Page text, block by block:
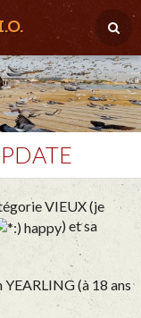
VIEUX (je
) et sa
(à 18 ans